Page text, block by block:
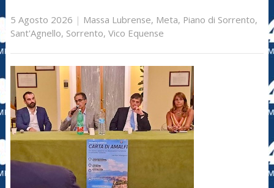
5 Agosto 2026 | Massa Lubrense, Meta, Piano di Sorrento,
Sant'Agnello, Sorrento, Vico Equense